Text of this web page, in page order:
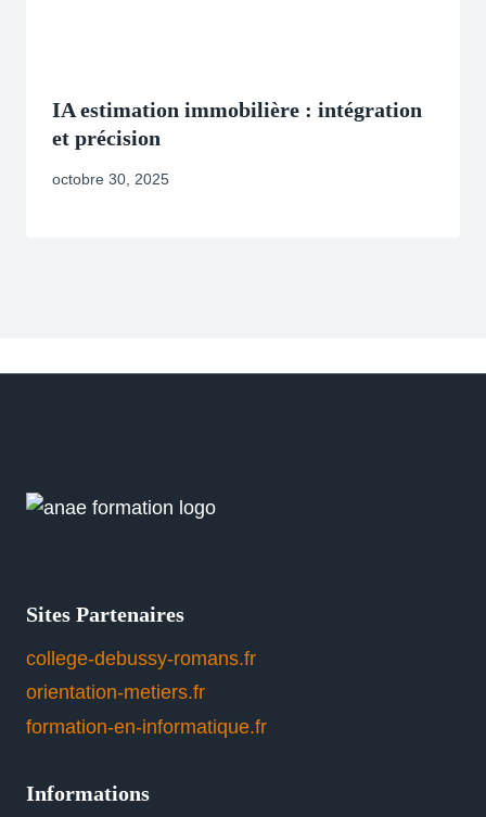
IA estimation immobilière : intégration
et précision
octobre 30, 2025
Sites Partenaires
college-debussy-romans.fr
orientation-metiers.fr
formation-en-informatique.fr
Informations